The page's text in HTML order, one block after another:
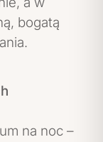
bogatą
na noc –